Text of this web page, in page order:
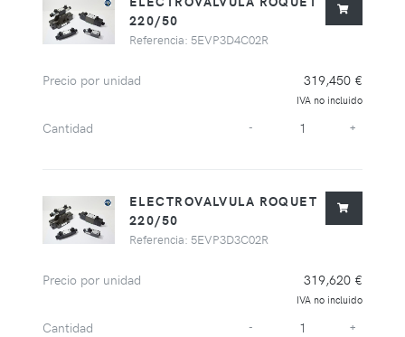
220/50
Referencia: 5EVP3D4C02R
Precio por unidad 319,450 €
IVA no incluido
Cantidad - +
ELECTROVALVULA ROQUET
220/50
Referencia: 5EVP3D3C02R
Precio por unidad 319,620 €
IVA no incluido
Cantidad - +